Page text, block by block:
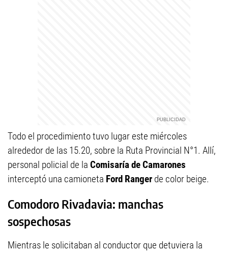
Todo el procedimiento tuvo lugar este miércoles
alrededor de las 15.20, sobre la Ruta Provincial N°1. Allí,
personal policial de la Comisaría de Camarones
interceptó una camioneta Ford Ranger de color beige.
Comodoro Rivadavia: manchas
sospechosas
Mientras le solicitaban al conductor que detuviera la